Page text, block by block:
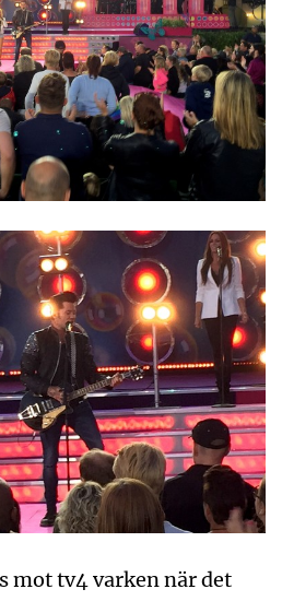
mot tv4 varken när det